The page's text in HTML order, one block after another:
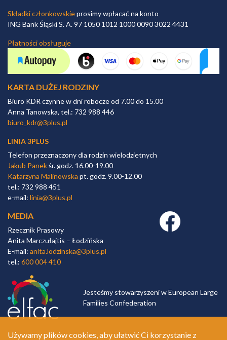
Składki członkowskieprosimy wpłacać na konto
ING Bank Śląski S. A. 97 1050 1012 1000 0090 3022 4431
Płatności obsługuje
KARTA DUŻEJ RODZINY
Biuro KDR czynne w dni robocze od 7.00 do 15.00
Anna Tanowska, tel.: 732 988 446
biuro_kdr@3plus.pl
LINIA 3PLUS
Telefon przeznaczony dla rodzin wielodzietnych
Jakub Panekśr. godz. 16.00-19.00
Katarzyna Malinowska pt. godz. 9.00-12.00
tel.: 732 988 451
e-mail: linia@3plus.pl
MEDIA
Rzecznik Prasowy
Anita Marczułajtis – Łodzińska
E-mail: anita.lodzinska@3plus.pl
tel.: 600 004 410
Facebook link
Jesteśmy stowarzyszeni w European Large
Families Confederation
Używamy plików cookies, aby ułatwić Ci korzystanie z